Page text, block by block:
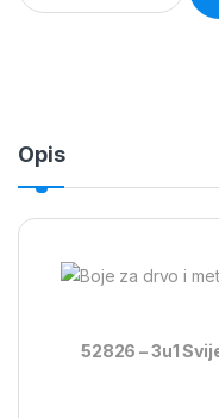
Opis
52826 – 3u1